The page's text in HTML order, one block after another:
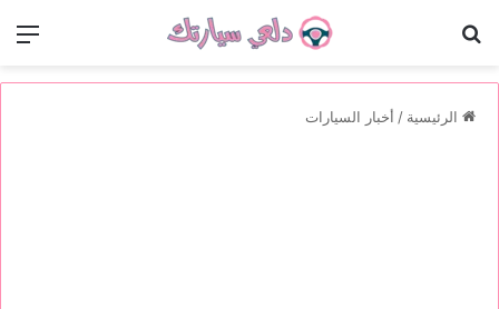
الرئيسية / أخبار السيارات